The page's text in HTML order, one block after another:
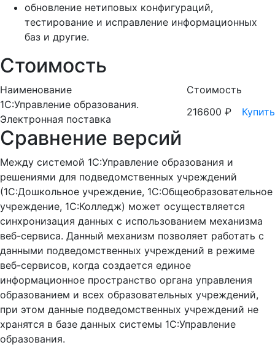
обновление нетиповых конфигураций,
тестирование и исправление информационных
баз и другие.
Стоимость
Наименование
Стоимость
1С:Управление образования.
Электронная поставка
216600 ₽ Купить
Сравнение версий
Между системой 1С:Управление образования и
решениями для подведомственных учреждений
(1С:Дошкольное учреждение, 1С:Общеобразовательное
учреждение, 1С:Колледж) может осуществляется
синхронизация данных с использованием механизма
веб-сервиса. Данный механизм позволяет работать с
данными подведомственных учреждений в режиме
веб-сервисов, когда создается единое
информационное пространство органа управления
образованием и всех образовательных учреждений,
при этом данные подведомственных учреждений не
хранятся в базе данных системы 1С:Управление
образования.